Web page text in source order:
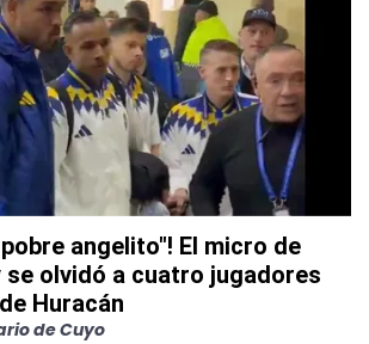
pobre angelito"! El micro de
se olvidó a cuatro jugadores
Huracán
de Cuyo